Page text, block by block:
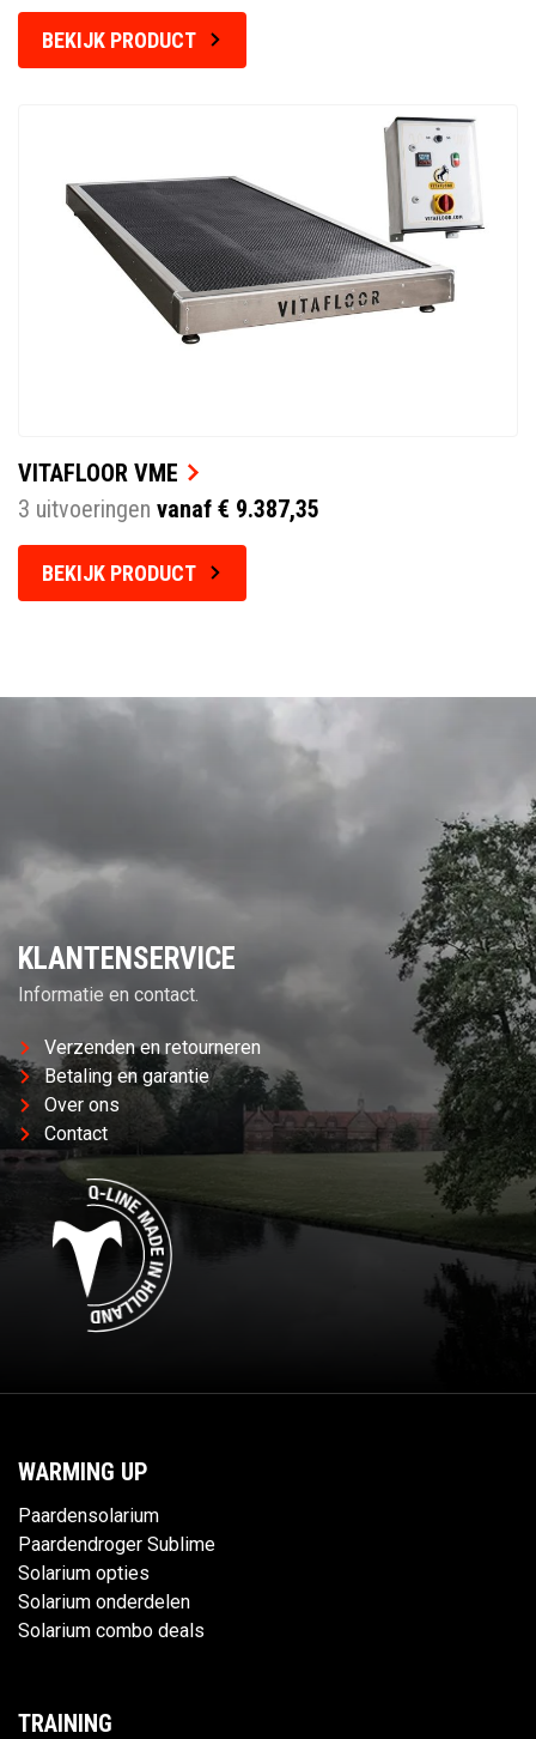
BEKIJK PRODUCT
VITAFLOOR VME
3 uitvoeringen vanaf € 9.387,35
BEKIJK PRODUCT
KLANTENSERVICE
Informatie en contact.
Verzenden en retourneren
Betaling en garantie
Over ons
Contact
WARMING UP
Paardensolarium
Paardendroger Sublime
Solarium opties
Solarium onderdelen
Solarium combo deals
TRAINING